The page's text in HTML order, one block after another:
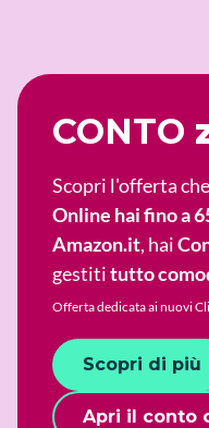
CONTO
Scopri l'offerta
Online hai fino a
Amazon.it, hai
gestititutto
Offerta dedicata ai nuovi
Scopri di più
Apri il conto